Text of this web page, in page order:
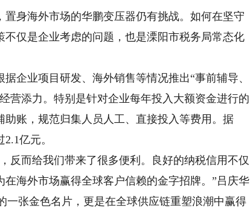
身海外市场的华鹏变压器仍有挑战。如何在坚守
仅是企业考虑的问题，也是溧阳市税务局常态化
业项目研发、海外销售等情况推出“事前辅导、
营添力。特别是针对企业每年投入大额资金进行的
账，规范归集人员人工、直接投入等费用。据
亿元。
而给我们带来了很多便利。良好的纳税信用不仅
海外市场赢得全球客户信赖的金字招牌。”吕庆华
一张金色名片，更是在全球供应链重塑浪潮中赢得